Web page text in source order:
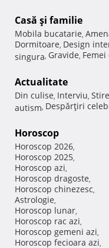
Casă şi familie
Mobila bucatarie,
Dormitoare, Design
singura, Gravide,
Actualitate
Din culise, Interviu,
autism, Despărţiri
Horoscop
Horoscop 2026,
Horoscop 2025,
Horoscop azi,
Horoscop dragoste,
Horoscop chinezesc,
Astrologie,
Horoscop lunar,
Horoscop rac azi,
Horoscop gemeni azi,
Horoscop fecioara azi,